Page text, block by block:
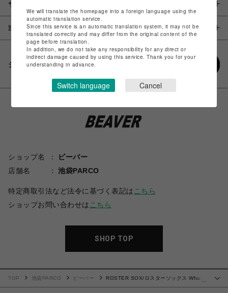
サイズ
注意事項
シェアする
ショップ名
ビーバー
店舗名
池袋PARCO
特定商取引法など法令に基づく表記は こちら
ショップお問い合わせは こちら
SHOP TOP
TOP 池袋PARCO ビーバー
ROSTER SOX/ロスターソックス What’s
We will translate the homepage into a foreign language using the
automatic translation service.
Since this service is an automatic translation system, it may not be
translated correctly and may differ from the original content of the
page before translation.
In addition, we do not take any responsibility for any direct or
indirect damage caused by using this service. Thank you for your
understanding in advance.
Switch language Cancel